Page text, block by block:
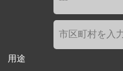
用途